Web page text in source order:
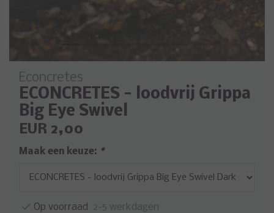
Econcretes
ECONCRETES - loodvrij Grippa
Big Eye Swivel
EUR 2,00
Maak een keuze: *
Op voorraad 2-5 werkdagen